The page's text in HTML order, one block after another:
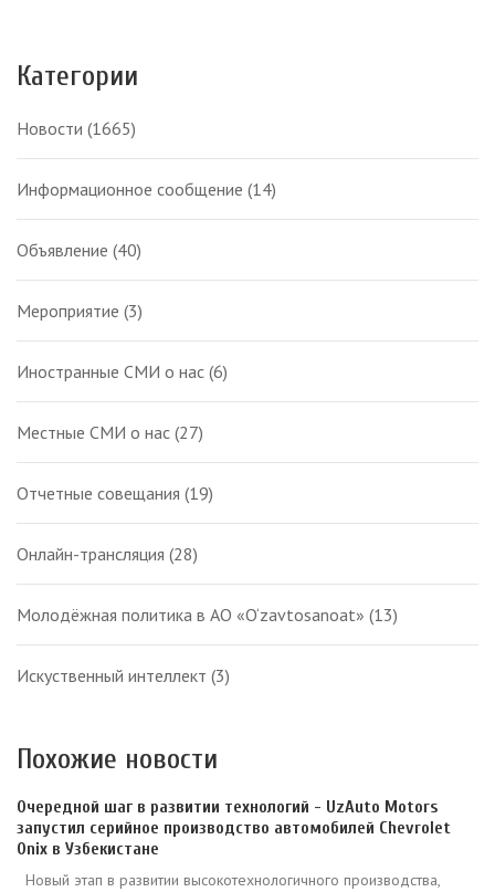
Категории
Новости (1665)
Информационное сообщение (14)
Объявление (40)
Мероприятие (3)
Иностранные СМИ о нас (6)
Местные СМИ о нас (27)
Отчетные совещания (19)
Онлайн-трансляция (28)
Молодёжная политика в АО «O‘zavtosanoat» (13)
Искуственный интеллект (3)
Похожие новости
Очередной шаг в развитии технологий - UzAuto Motors
запустил серийное производство автомобилей Chevrolet
Onix в Узбекистане
Новый этап в развитии высокотехнологичного производства,